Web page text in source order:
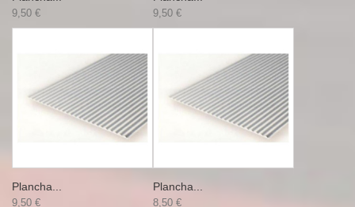
9,50 € 9,50 €
Plancha...
9,50 €
Plancha...
8,50 €